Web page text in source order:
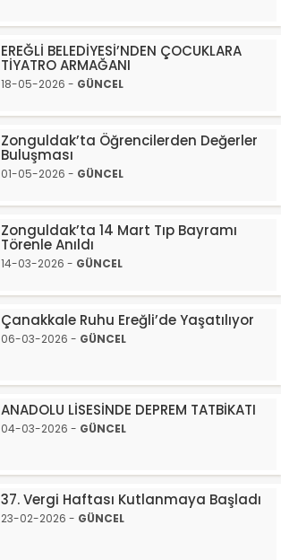
EREĞLİ BELEDİYESİ’NDEN ÇOCUKLARA
TİYATRO ARMAĞANI
18-05-2026 - GÜNCEL
Zonguldak’ta Öğrencilerden Değerler
Buluşması
01-05-2026 - GÜNCEL
Zonguldak’ta 14 Mart Tıp Bayramı
Törenle Anıldı
14-03-2026 - GÜNCEL
Çanakkale Ruhu Ereğli’de Yaşatılıyor
06-03-2026 - GÜNCEL
ANADOLU LİSESİNDE DEPREM TATBİKATI
04-03-2026 - GÜNCEL
37. Vergi Haftası Kutlanmaya Başladı
23-02-2026 - GÜNCEL